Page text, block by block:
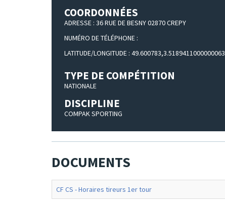
COORDONNÉES
ADRESSE : 36 RUE DE BESNY 02870 CREPY
NUMÉRO DE TÉLÉPHONE :
LATITUDE/LONGITUDE : 49.600783,3.5189411000000063
TYPE DE COMPÉTITION
NATIONALE
DISCIPLINE
COMPAK SPORTING
DOCUMENTS
CF CS - Horaires tireurs 1er tour